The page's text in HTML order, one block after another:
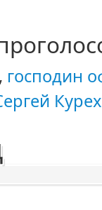
, господин